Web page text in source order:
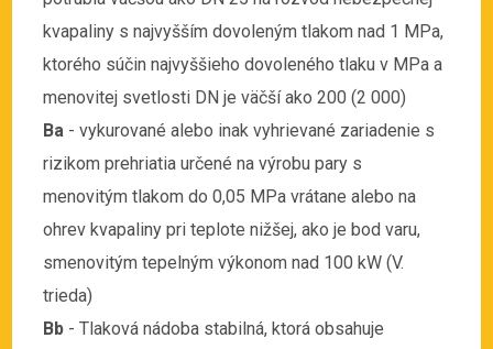
kvapaliny s najvyšším dovoleným tlakom nad 1 MPa,
ktorého súčin najvyššieho dovoleného tlaku v MPa a
menovitej svetlosti DN je väčší ako 200 (2 000)
Ba - vykurované alebo inak vyhrievané zariadenie s
rizikom prehriatia určené na výrobu pary s
menovitým tlakom do 0,05 MPa vrátane alebo na
ohrev kvapaliny pri teplote nižšej, ako je bod varu,
smenovitým tepelným výkonom nad 100 kW (V.
trieda)
Bb- Tlaková nádoba stabilná, ktorá obsahuje